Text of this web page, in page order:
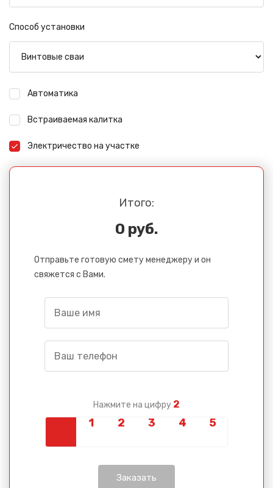
Способ установки
Автоматика
Встраиваемая калитка
Электричество на участке
Итого:
0 руб.
Отправьте готовую смету менеджеру и он
свяжется с Вами.
Нажмите на цифру 2